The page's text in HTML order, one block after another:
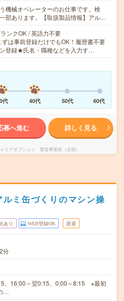
機械オペレーターのお仕事です。検
部あります。【取扱製品情報】アル…
ンクOK / 英語力不要
は事前登録だけでもOK！履歴書不要
登録★氏名・職種などを入力す…
代 40代 50代 60代
募へ進む 詳しく見る
リアオプション 製造事業部（全国）
ルミ缶づくりのマシン操
あり WEB登録OK 派遣
分
、16:00～翌0:15、0:00～8:15 ※最初
…